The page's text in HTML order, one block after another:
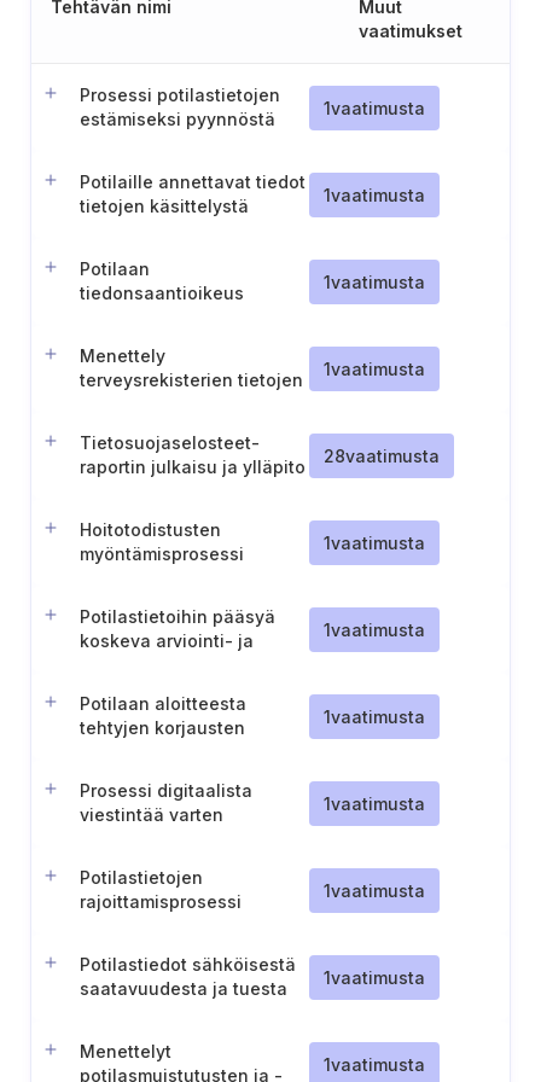
Tehtävän nimi
Muut
vaatimukset
Prosessi potilastietojen
estämiseksi pyynnöstä
1vaatimusta
Potilaille annettavat tiedot
tietojen käsittelystä
1vaatimusta
Potilaan
tiedonsaantioikeus
1vaatimusta
Menettely
terveysrekisterien tietojen
1vaatimusta
Tietosuojaselosteet-
raportin julkaisu ja ylläpito
28vaatimusta
Hoitotodistusten
myöntämisprosessi
1vaatimusta
Potilastietoihin pääsyä
koskeva arviointi- ja
1vaatimusta
Potilaan aloitteesta
tehtyjen korjausten
1vaatimusta
Prosessi digitaalista
viestintää varten
1vaatimusta
Potilastietojen
rajoittamisprosessi
1vaatimusta
Potilastiedot sähköisestä
saatavuudesta ja tuesta
1vaatimusta
Menettelyt
potilasmuistutusten ja -
1vaatimusta